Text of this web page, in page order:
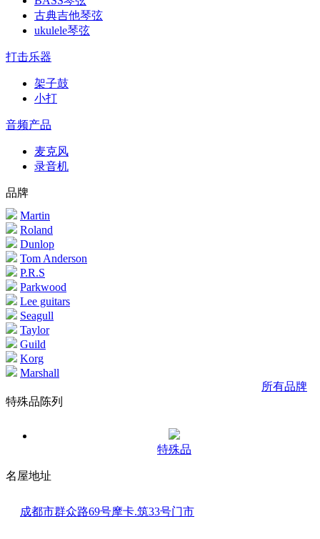
古典吉他琴弦
ukulele琴弦
打击乐器
架子鼓
小打
音频产品
麦克风
录音机
品牌
Martin
Roland
Dunlop
Tom Anderson
P.R.S
Parkwood
Lee guitars
Seagull
Taylor
Guild
Korg
Marshall
所有品牌
特殊品陈列
特殊品
名屋地址
成都市群众路69号摩卡.筑33号门市